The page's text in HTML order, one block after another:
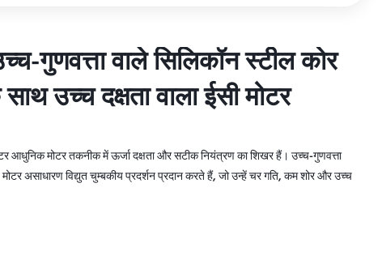
गुणवत्ता वाले सिलिकॉन स्टील कोर
उच्च दक्षता वाला ईसी मोटर
गुणवत्ता वाले सिलिकॉन स्टील कोर
उच्च दक्षता वाला ईसी मोटर
आधुनिक मोटर तकनीक में ऊर्जा दक्षता और सटीक नियंत्रण का शिखर हैं। उच्च-गुणवत्ता
असाधारण विद्युत चुम्बकीय प्रदर्शन प्रदान करते हैं, जो उन्हें चर गति, कम शोर और उच्च